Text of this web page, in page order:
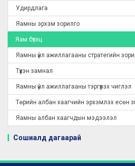
Удирдлага
Яамны эрхэм зорилго
Яам бүтэц
Яамны үйл ажиллагааны стратегийн
Түүхэн замнал
Яамны үйл ажиллагааны тэргүүлэх чиглэл
Төрийн албан хаагчийн эрхэмлэх есөн
Яамны албан хаагчдын мэдээлэл
Сошиалд дагаарай